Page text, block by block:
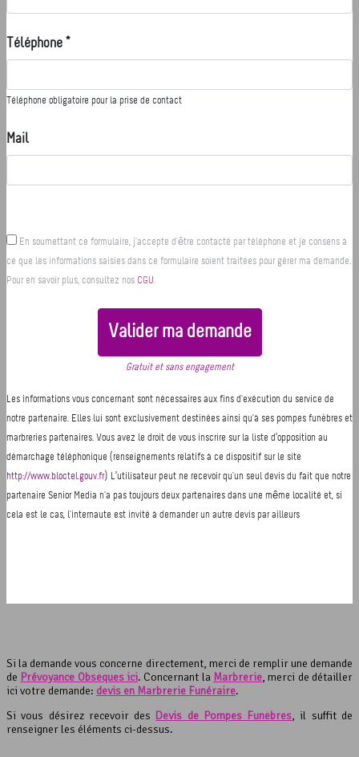
Si la demande vous concerne directement, merci de remplir une demande
de Prévoyance Obsèques ici. Concernant la Marbrerie, merci de détailler
ici votre demande: devis en Marbrerie Funéraire.
Si vous désirez recevoir des Devis de Pompes Funèbres, il suffit de
renseigner les éléments ci-dessus.